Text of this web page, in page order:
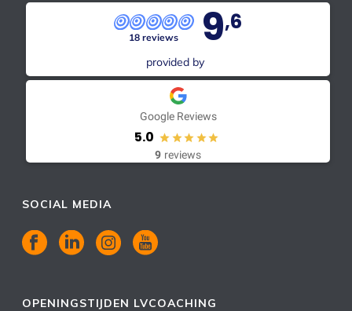
18 reviews 9,6
provided by
Google Reviews
5.0
9 reviews
SOCIAL MEDIA
OPENINGSTIJDEN LVCOACHING